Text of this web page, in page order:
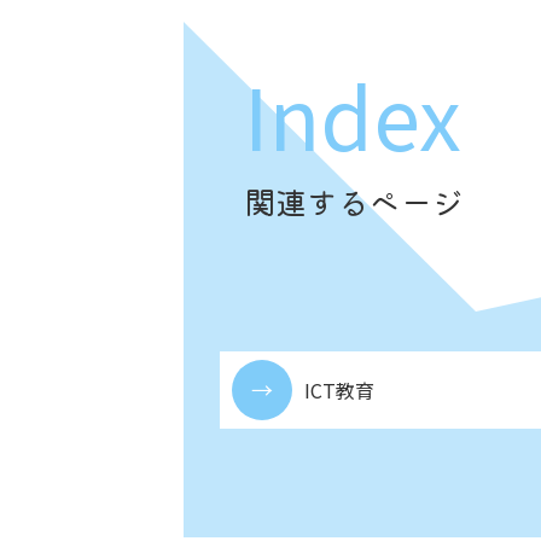
Index
関連するページ
ICT教育